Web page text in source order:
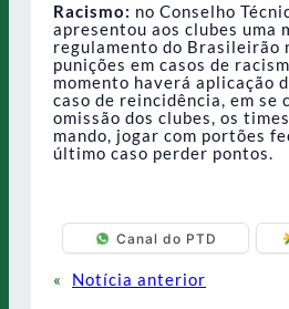
Racismo: no Conselho
apresentou aos clubes uma
regulamento do Brasileirão
punições em casos de
momento haverá aplicação
caso de reincidência, em se
omissão dos clubes, os
mando, jogar com portões
último caso perder pontos.
Canal do PTD
«
Notícia anterior